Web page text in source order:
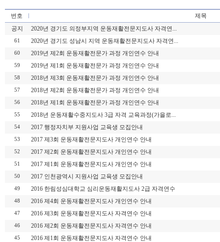
번호
제목
공지
2020년 경기도 의정부지역 운동재활전문지도사 자격연...
61 2020년 경기도 성남시 지역 운동재활전문지도사 자격연...
60 2019년 제2회 운동재활전문가 과정 개인연수 안내
59 2019년 제1회 운동재활전문가 과정 개인연수 안내
58 2018년 제3회 운동재활전문가 과정 개인연수 안내
57 2018년 제2회 운동재활전문가 과정 개인연수 안내
56 2018년 제1회 운동재활전문가 과정 개인연수 안내
55 2018년 운동재활수중지도사 3급 자격 교육과정(가을로...
54 2017 행정자치부 지원사업 교육생 모집안내
53 2017 제3회 운동재활전문지도사 개인연수 안내
52 2017 제2회 운동재활전문지도사 개인연수 안내
51 2017 제1회 운동재활전문지도사 개인연수 안내
50 2017 인천광역시 지원사업 교육생 모집안내
49 2016 한림성심대학교 심리운동재활지도사 2급 자격연수
48 2016 제4회 운동재활전문지도사 개인연수 안내
47 2016 제3회 운동재활전문지도사 자격연수 안내
46 2016 제2회 운동재활전문지도사 자격연수 안내
45 2016 제1회 운동재활전문지도사 자격연수 안내